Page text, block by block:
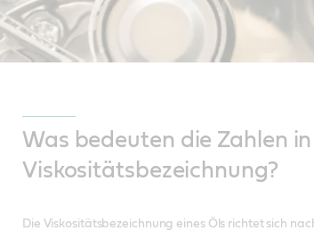
Was bedeuten die Zahlen
Viskositätsbezeichnung?
Die Viskositätsbezeichnung eines Öls richtet sich